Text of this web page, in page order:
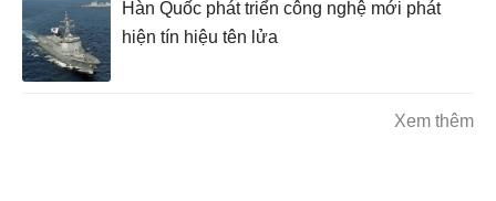
Hàn Quốc phát triển công nghệ mới phát
hiện tín hiệu tên lửa
Xem thêm